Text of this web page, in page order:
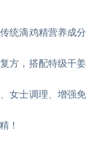
统滴鸡精营养成分
方，搭配特级干姜
女士调理、增强免
！